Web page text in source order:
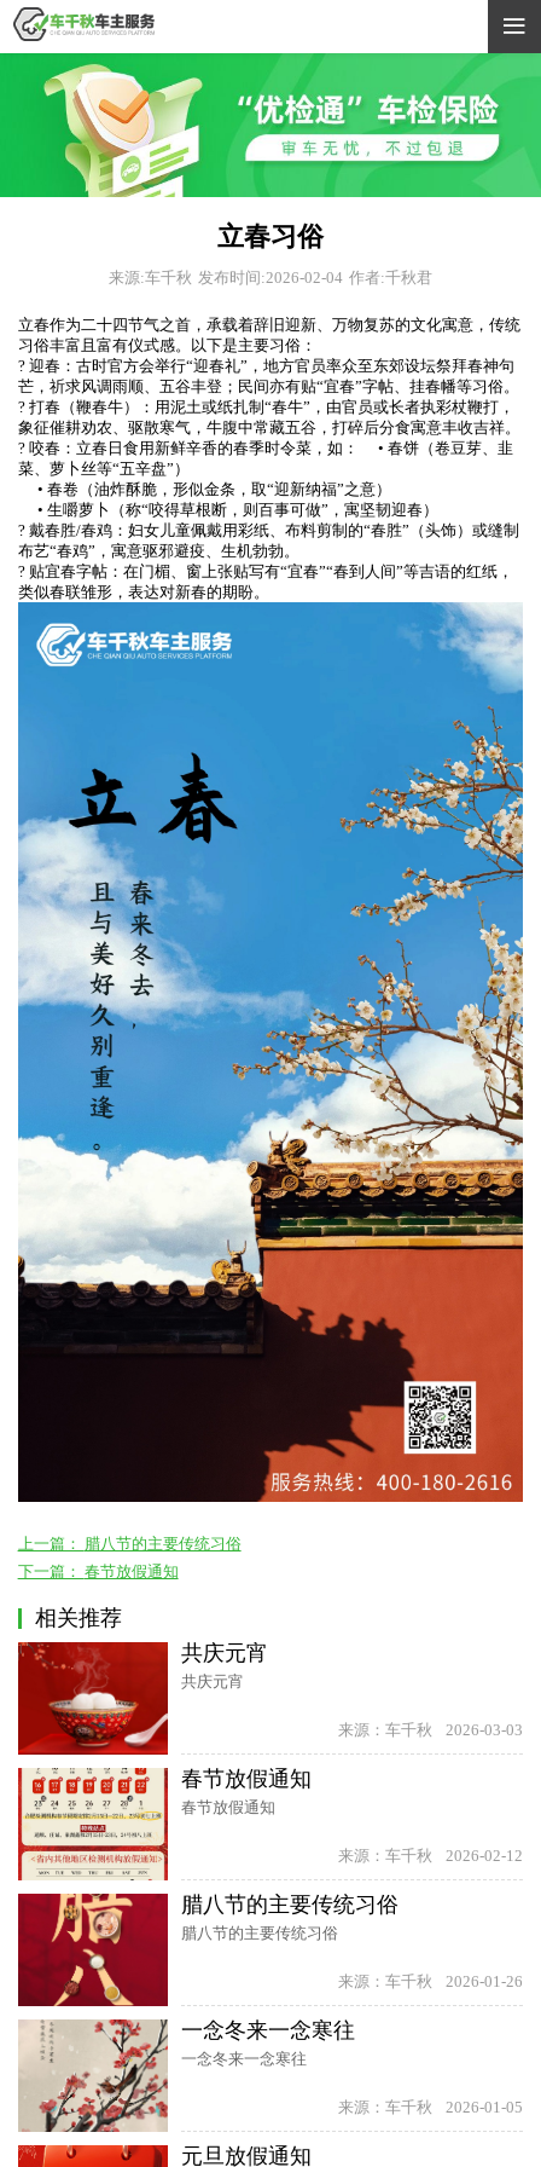

立春习俗
来源:车千秋 发布时间:2026-02-04 作者:千秋君
立春作为二十四节气之首，承载着辞旧迎新、万物复苏的文化寓意，传统
习俗丰富且富有仪式感。以下是主要习俗：
? 迎春：古时官方会举行“迎春礼”，地方官员率众至东郊设坛祭拜春神句
芒，祈求风调雨顺、五谷丰登；民间亦有贴“宜春”字帖、挂春幡等习俗。
? 打春（鞭春牛）：用泥土或纸扎制“春牛”，由官员或长者执彩杖鞭打，
象征催耕劝农、驱散寒气，牛腹中常藏五谷，打碎后分食寓意丰收吉祥。
? 咬春：立春日食用新鲜辛香的春季时令菜，如： • 春饼（卷豆芽、韭
菜、萝卜丝等“五辛盘”）
• 春卷（油炸酥脆，形似金条，取“迎新纳福”之意）
• 生嚼萝卜（称“咬得草根断，则百事可做”，寓坚韧迎春）
? 戴春胜/春鸡：妇女儿童佩戴用彩纸、布料剪制的“春胜”（头饰）或缝制
布艺“春鸡”，寓意驱邪避疫、生机勃勃。
? 贴宜春字帖：在门楣、窗上张贴写有“宜春”“春到人间”等吉语的红纸，
类似春联雏形，表达对新春的期盼。
上一篇： 腊八节的主要传统习俗
下一篇： 春节放假通知
相关推荐
共庆元宵
共庆元宵
来源：车千秋 2026-03-03
春节放假通知
春节放假通知
来源：车千秋 2026-02-12
腊八节的主要传统习俗
腊八节的主要传统习俗
来源：车千秋 2026-01-26
一念冬来一念寒往
一念冬来一念寒往
来源：车千秋 2026-01-05
元旦放假通知